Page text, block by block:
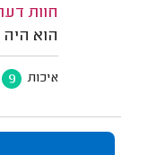
חוות
הוא
איכות 9